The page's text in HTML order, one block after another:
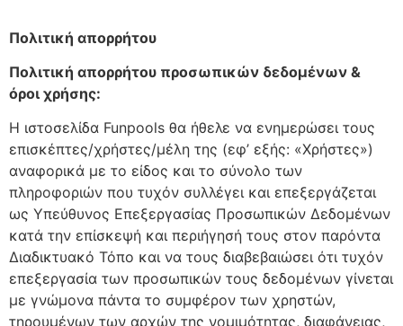
Πολιτική απορρήτου
Πολιτική απορρήτου προσωπικών δεδομένων &
όροι χρήσης:
Η ιστοσελίδα Funpools θα ήθελε να ενημερώσει τους
επισκέπτες/χρήστες/μέλη της (εφ’ εξής: «Χρήστες»)
αναφορικά με το είδος και το σύνολο των
πληροφοριών που τυχόν συλλέγει και επεξεργάζεται
ως Υπεύθυνος Επεξεργασίας Προσωπικών Δεδομένων
κατά την επίσκεψή και περιήγησή τους στον παρόντα
Διαδικτυακό Τόπο και να τους διαβεβαιώσει ότι τυχόν
επεξεργασία των προσωπικών τους δεδομένων γίνεται
με γνώμονα πάντα το συμφέρον των χρηστών,
τηρουμένων των αρχών της νομιμότητας, διαφάνειας,